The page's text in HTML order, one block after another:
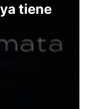
tiene